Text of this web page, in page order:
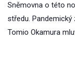
Sněmovna o této
středu. Pandemický
Tomio Okamura